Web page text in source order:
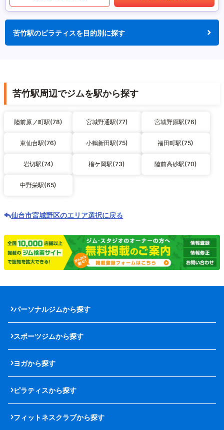
苦竹駅のピラティスを目的別に探す
苦竹駅周辺でジムを駅から探す
陸前原ノ町駅(78) 宮城野通駅(77) 宮城野原駅(76)
東仙台駅(76) 小鶴新田駅(75) 福田町駅(75)
岩切駅(74) 榴ケ岡駅(73) 陸前高砂駅(70)
中野栄駅(65)
仙台市宮城野区のエリア選択に戻る
パーソナルジムから探す
スポーツジムから探す
ヨガから探す
ピラティスから探す
フィットネスクラブから探す